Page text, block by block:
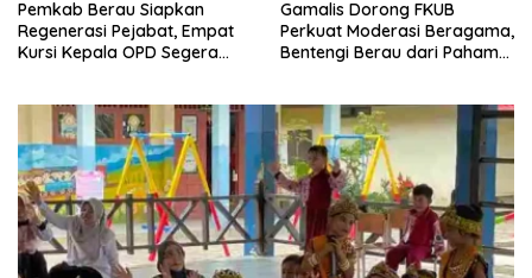
Pemkab Berau Siapkan
Regenerasi Pejabat, Empat
Kursi Kepala OPD Segera
Gamalis Dorong FKUB
Perkuat Moderasi Beragama,
Bentengi Berau dari Paham